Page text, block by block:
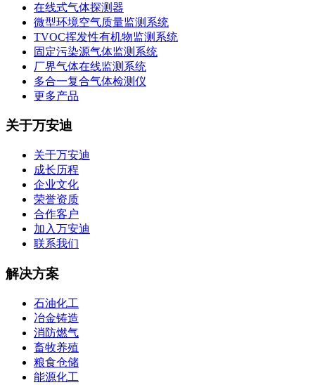
在线式气体探测器
微型环境空气质量监测系统
TVOC挥发性有机物监测系统
固定污染源气体监测系统
厂界气体在线监测系统
多合一复合气体检测仪
更多产品
关于万安迪
关于万安迪
成长历程
企业文化
荣誉资质
合作客户
加入万安迪
联系我们
解决方案
石油化工
冶金铸造
消防燃气
畜牧养殖
粮食仓储
能源化工